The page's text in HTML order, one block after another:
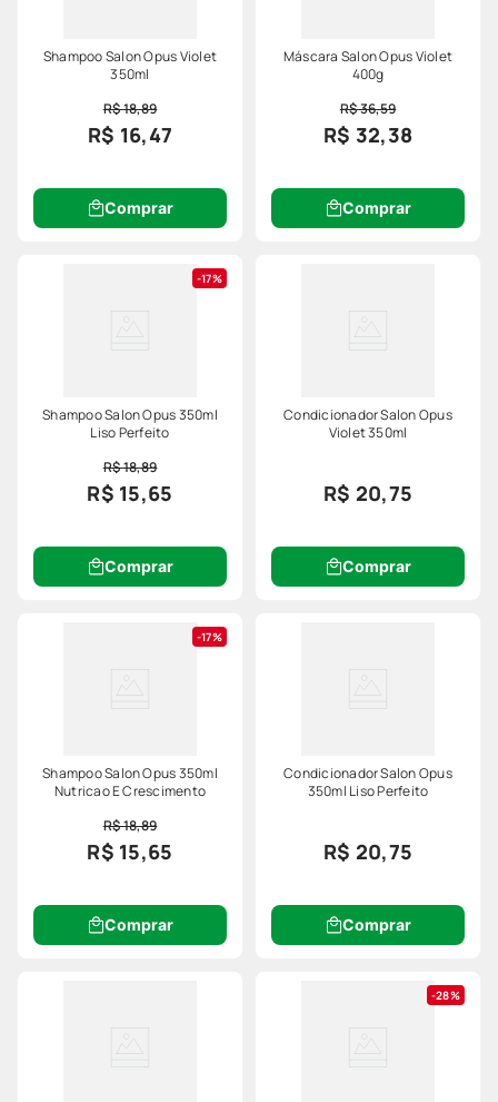
Shampoo Salon Opus Violet
350ml
R$ 18,89
R$ 16,47
Comprar
Máscara Salon Opus Violet
400g
R$ 36,59
R$ 32,38
Comprar
17%
Shampoo Salon Opus 350ml
Liso Perfeito
R$ 18,89
R$ 15,65
Comprar
Condicionador Salon Opus
Violet 350ml
R$ 20,75
Comprar
17%
Shampoo Salon Opus 350ml
Nutricao E Crescimento
R$ 18,89
R$ 15,65
Comprar
Condicionador Salon Opus
350ml Liso Perfeito
R$ 20,75
Comprar
28%